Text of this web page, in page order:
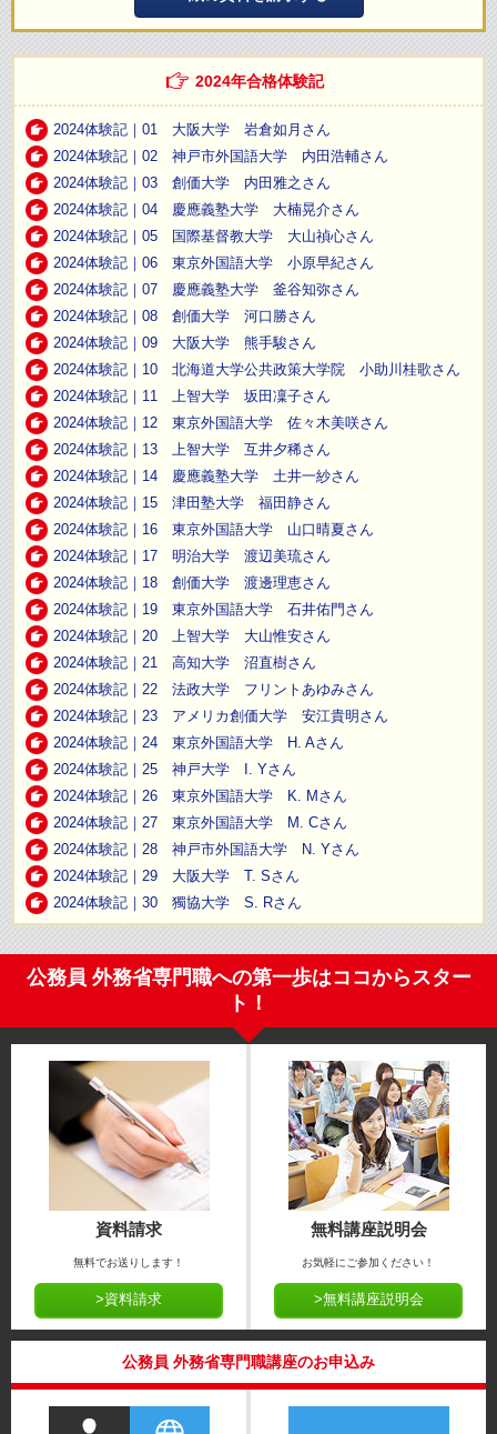
2024年合格体験記
2024体験記｜01 大阪大学 岩倉如月さん
2024体験記｜02 神戸市外国語大学 内田浩輔さん
2024体験記｜03 創価大学 内田雅之さん
2024体験記｜04 慶應義塾大学 大楠晃介さん
2024体験記｜05 国際基督教大学 大山禎心さん
2024体験記｜06 東京外国語大学 小原早紀さん
2024体験記｜07 慶應義塾大学 釜谷知弥さん
2024体験記｜08 創価大学 河口勝さん
2024体験記｜09 大阪大学 熊手駿さん
2024体験記｜10 北海道大学公共政策大学院 小助川桂歌さん
2024体験記｜11 上智大学 坂田凜子さん
2024体験記｜12 東京外国語大学 佐々木美咲さん
2024体験記｜13 上智大学 互井夕稀さん
2024体験記｜14 慶應義塾大学 土井一紗さん
2024体験記｜15 津田塾大学 福田静さん
2024体験記｜16 東京外国語大学 山口晴夏さん
2024体験記｜17 明治大学 渡辺美琉さん
2024体験記｜18 創価大学 渡邊理恵さん
2024体験記｜19 東京外国語大学 石井佑門さん
2024体験記｜20 上智大学 大山惟安さん
2024体験記｜21 高知大学 沼直樹さん
2024体験記｜22 法政大学 フリントあゆみさん
2024体験記｜23 アメリカ創価大学 安江貴明さん
2024体験記｜24 東京外国語大学 H. Aさん
2024体験記｜25 神戸大学 I. Yさん
2024体験記｜26 東京外国語大学 K. Mさん
2024体験記｜27 東京外国語大学 M. Cさん
2024体験記｜28 神戸市外国語大学 N. Yさん
2024体験記｜29 大阪大学 T. Sさん
2024体験記｜30 獨協大学 S. Rさん
公務員 外務省専門職への第一歩はココからスター
ト！
資料請求
無料でお送りします！
>資料請求
無料講座説明会
お気軽にご参加ください！
>無料講座説明会
公務員 外務省専門職講座のお申込み